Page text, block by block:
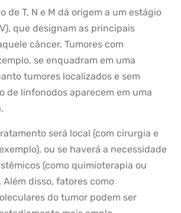
de T, N e M dá origem a um estágio
que designam as principais
câncer. Tumores com
se enquadram em uma
tumores localizados e sem
de linfonodos aparecem em uma
será local (com cirurgia e
ou se haverá a necessidade
(como quimioterapia ou
disso, fatores como
do tumor podem ser